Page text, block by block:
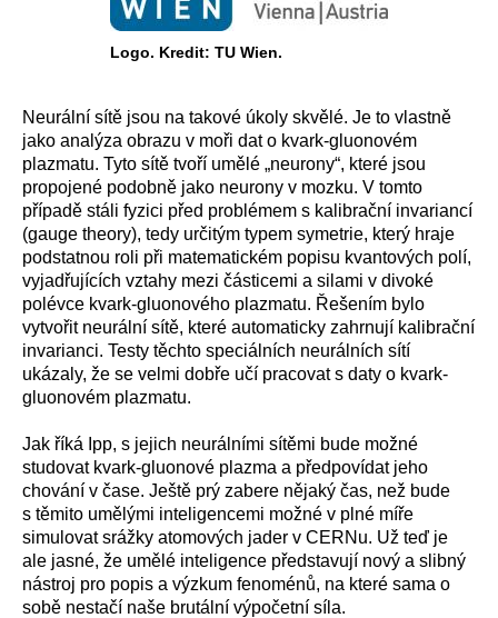
Logo. Kredit: TU Wien.
Neurální sítě jsou na takové úkoly skvělé. Je to vlastně
jako analýza obrazu v moři dat o kvark-gluonovém
plazmatu. Tyto sítě tvoří umělé „neurony“, které jsou
propojené podobně jako neurony v mozku. V tomto
případě stáli fyzici před problémem s kalibrační invariancí
(gauge theory), tedy určitým typem symetrie, který hraje
podstatnou roli při matematickém popisu kvantových polí,
vyjadřujících vztahy mezi částicemi a silami v divoké
polévce kvark-gluonového plazmatu. Řešením bylo
vytvořit neurální sítě, které automaticky zahrnují kalibrační
invarianci. Testy těchto speciálních neurálních sítí
ukázaly, že se velmi dobře učí pracovat s daty o kvark-
gluonovém plazmatu.
Jak říká Ipp, s jejich neurálními sítěmi bude možné
studovat kvark-gluonové plazma a předpovídat jeho
chování v čase. Ještě prý zabere nějaký čas, než bude
s těmito umělými inteligencemi možné v plné míře
simulovat srážky atomových jader v CERNu. Už teď je
ale jasné, že umělé inteligence představují nový a slibný
nástroj pro popis a výzkum fenoménů, na které sama o
sobě nestačí naše brutální výpočetní síla.